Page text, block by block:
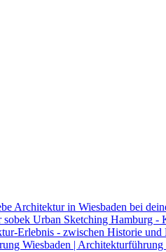
Architektur in Wiesbaden bei
Urban Sketching Hamburg -
Erlebnis - zwischen Historie
Wiesbaden |